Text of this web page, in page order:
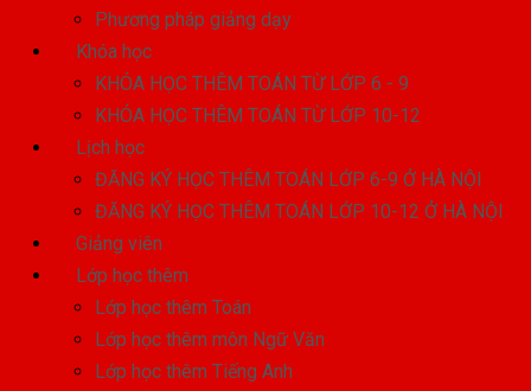
Phương pháp giảng dạy
Khóa học
KHÓA HỌC THÊM TOÁN TỪ LỚP 6 - 9
KHÓA HỌC THÊM TOÁN TỪ LỚP 10-12
Lịch học
ĐĂNG KÝ HỌC THÊM TOÁN LỚP 6-9 Ở HÀ NỘI
ĐĂNG KÝ HỌC THÊM TOÁN LỚP 10-12 Ở HÀ NỘI
Giảng viên
Lớp học thêm
Lớp học thêm Toán
Lớp học thêm môn Ngữ Văn
Lớp học thêm Tiếng Anh